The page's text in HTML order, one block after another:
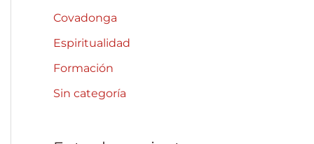
r
:
Covadonga
Espiritualidad
Formación
Sin categoría